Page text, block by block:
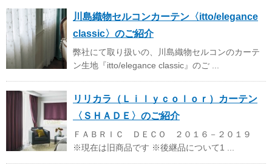
川島織物セルコンカーテン〈itto/elegance
classic〉のご紹介
弊社にて取り扱いの、川島織物セルコンのカーテ
ン生地『itto/elegance classic』のご ...
リリカラ（Ｌｉｌｙｃｏｌｏｒ）カーテン
〈ＳＨＡＤＥ〉のご紹介
ＦＡＢＲＩＣ ＤＥＣＯ ２０１６－２０１９
※現在は旧商品です ※後継品について1 ...